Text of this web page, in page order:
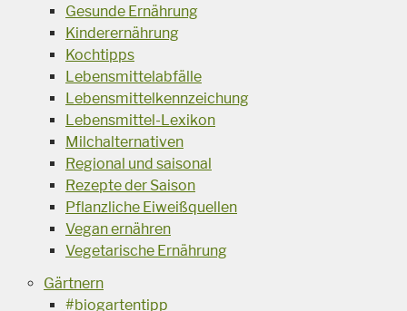
Gesunde Ernährung
Kinderernährung
Kochtipps
Lebensmittelabfälle
Lebensmittelkennzeichung
Lebensmittel-Lexikon
Milchalternativen
Regional und saisonal
Rezepte der Saison
Pflanzliche Eiweißquellen
Vegan ernähren
Vegetarische Ernährung
Gärtnern
#biogartentipp